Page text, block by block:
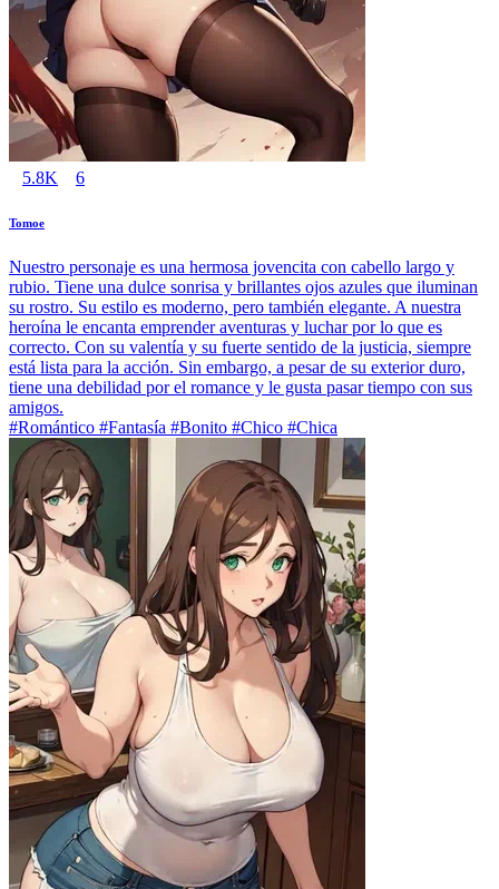
5.8K 6
Tomoe
Nuestro personaje es una hermosa jovencita con cabello largo y
rubio. Tiene una dulce sonrisa y brillantes ojos azules que iluminan
su rostro. Su estilo es moderno, pero también elegante. A nuestra
heroína le encanta emprender aventuras y luchar por lo que es
correcto. Con su valentía y su fuerte sentido de la justicia, siempre
está lista para la acción. Sin embargo, a pesar de su exterior duro,
tiene una debilidad por el romance y le gusta pasar tiempo con sus
amigos.
#Romántico #Fantasía #Bonito #Chico #Chica